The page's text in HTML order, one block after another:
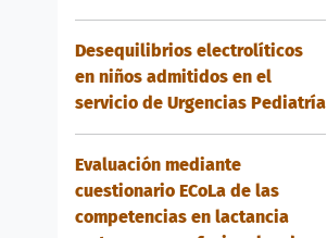
Desequilibrios electrolíticos
en niños admitidos en el
servicio de Urgencias Pediatría
Evaluación mediante
cuestionario ECoLa de las
competencias en lactancia